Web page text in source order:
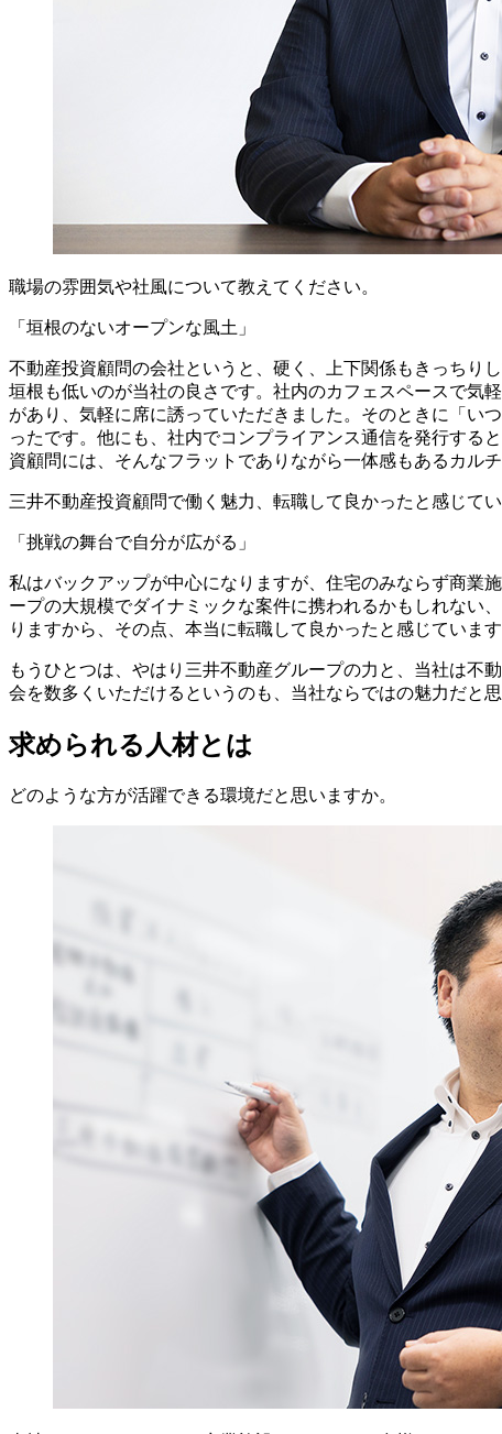
職場の雰囲気や社風について教えてください。
「垣根のないオープンな風土」
不動産投資顧問の会社というと、硬く、上下関係もきっちり
垣根も低いのが当社の良さです。社内のカフェスペースで気
があり、気軽に席に誘っていただきました。そのときに「い
ったです。他にも、社内でコンプライアンス通信を発行する
資顧問には、そんなフラットでありながら一体感もあるカル
三井不動産投資顧問で働く魅力、転職して良かったと感じて
「挑戦の舞台で自分が広がる」
私はバックアップが中心になりますが、住宅のみならず商業
ープの大規模でダイナミックな案件に携われるかもしれない
りますから、その点、本当に転職して良かったと感じています
もうひとつは、やはり三井不動産グループの力と、当社は不
会を数多くいただけるというのも、当社ならではの魅力だと思
求められる人材とは
どのような方が活躍できる環境だと思いますか。